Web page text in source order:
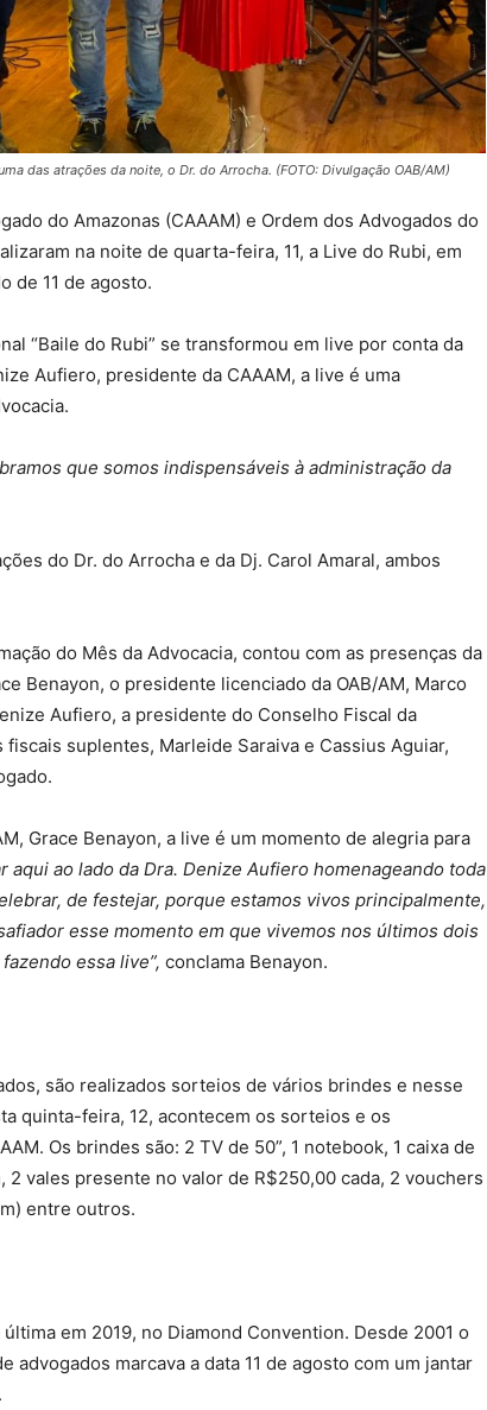
das atrações da noite, o Dr. do Arrocha. (FOTO: Divulgação OAB/AM)
do Amazonas (CAAAM) e Ordem dos Advogados do
na noite de quarta-feira, 11, a Live do Rubi, em
de 11 de agosto.
“Baile do Rubi” se transformou em live por conta da
Aufiero, presidente da CAAAM, a live é uma
que somos indispensáveis à administração da
do Dr. do Arrocha e da Dj. Carol Amaral, ambos
do Mês da Advocacia, contou com as presenças da
Benayon, o presidente licenciado da OAB/AM, Marco
Aufiero, a presidente do Conselho Fiscal da
suplentes, Marleide Saraiva e Cassius Aguiar,
Grace Benayon, a live é um momento de alegria para
aqui ao lado da Dra. Denize Aufiero homenageando toda
de festejar, porque estamos vivos principalmente,
esse momento em que vivemos nos últimos dois
essa live”, conclama Benayon.
são realizados sorteios de vários brindes e nesse
quinta-feira, 12, acontecem os sorteios e os
Os brindes são: 2 TV de 50”, 1 notebook, 1 caixa de
2 vales presente no valor de R$250,00 cada, 2 vouchers
entre outros.
em 2019, no Diamond Convention. Desde 2001 o
advogados marcava a data 11 de agosto com um jantar